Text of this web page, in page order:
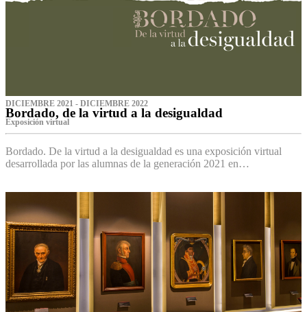
DICIEMBRE 2021 - DICIEMBRE 2022
Bordado, de la virtud a la desigualdad
Exposición virtual‌
Bordado. De la virtud a la desigualdad es una exposición virtual
desarrollada por las alumnas de la generación 2021 en…